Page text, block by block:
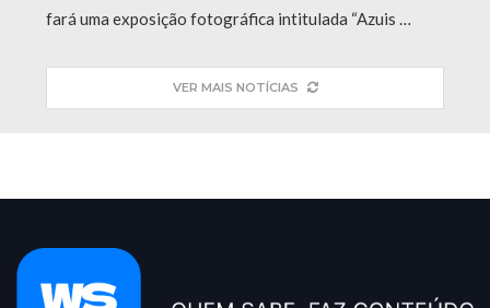
fará uma exposição fotográfica intitulada “Azuis …
VER MAIS NOTÍCIAS